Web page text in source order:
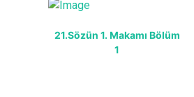
21.Sözün 1. Makamı Bölüm
1